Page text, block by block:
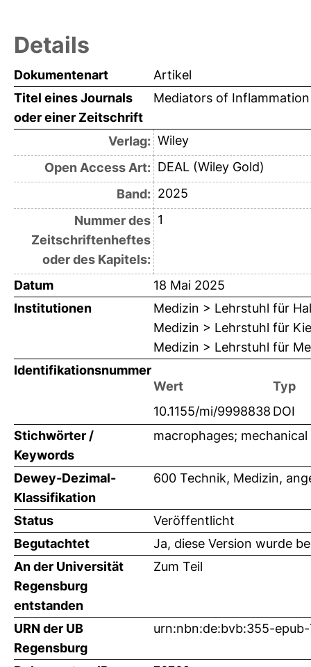
Details
Dokumentenart
Artikel
Titel eines Journals
oder einer Zeitschrift
Mediators of Inflammation
Verlag: Wiley
Open Access Art: DEAL (Wiley Gold)
Band: 2025
Nummer des
Zeitschriftenheftes
oder des Kapitels:
1
Datum
18 Mai 2025
Institutionen
Medizin > Lehrstuhl für
Medizin > Lehrstuhl für
Medizin > Lehrstuhl für
Identifikationsnummer
Wert
Typ
10.1155/mi/9998838 DOI
Stichwörter /
Keywords
macrophages;
Dewey-Dezimal-
Klassifikation
600 Technik, Medizin,
Status
Veröffentlicht
Begutachtet
Ja, diese Version wurde
An der Universität
Regensburg
entstanden
Zum Teil
URN der UB
Regensburg
urn:nbn:de:bvb:355-